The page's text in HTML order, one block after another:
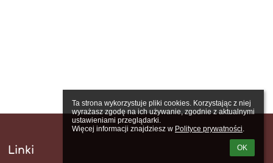
Ta strona wykorzystuje pliki cookies. Korzystając z niej
wyrażasz zgodę na ich używanie, zgodnie z aktualnymi
ustawieniami przeglądarki.
Więcej informacji znajdziesz w Polityce prywatności.
OK
Linki